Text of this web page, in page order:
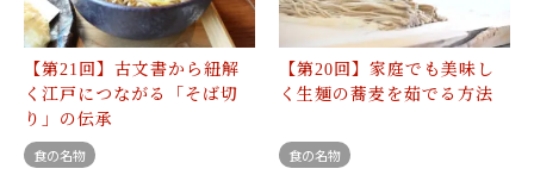
【第21回】古文書から紐解
く江戸につながる「そば切
り」の伝承
食の名物
【第20回】家庭でも美味し
く生麺の蕎麦を茹でる方法
食の名物